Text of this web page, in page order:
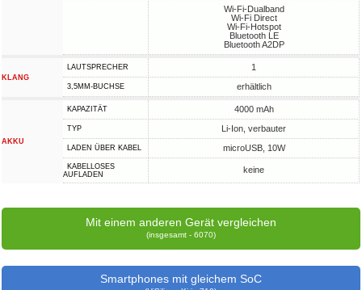
Wi-Fi-Dualband
Wi-Fi Direct
Wi-Fi-Hotspot
Bluetooth LE
Bluetooth A2DP
KLANG
LAUTSPRECHER 1
3,5MM-BUCHSE erhältlich
AKKU
KAPAZITÄT 4000 mAh
TYP Li-Ion, verbauter
LADEN ÜBER KABEL microUSB, 10W
KABELLOSES
AUFLADEN
keine
Mit einem anderen Gerät vergleichen
(insgesamt - 6070)
Smartphones mit gleichem SoC